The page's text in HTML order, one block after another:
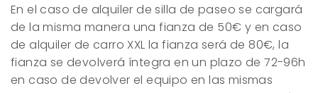
En el caso de alquiler de silla de paseo se cargará
de la misma manera una fianza de 50€ y en caso
de alquiler de carro XXL la fianza será de 80€, la
fianza se devolverá íntegra en un plazo de 72-96h
en caso de devolver el equipo en las mismas